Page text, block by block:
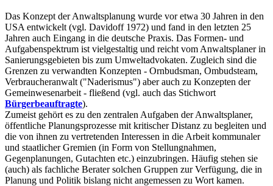
Das Konzept der Anwaltsplanung wurde vor etwa 30 Jahren in den
USA entwickelt (vgl. Davidoff 1972) und fand in den letzten 25
Jahren auch Eingang in die deutsche Praxis. Das Formen- und
Aufgabenspektrum ist vielgestaltig und reicht vom Anwaltsplaner in
Sanierungsgebieten bis zum Umweltadvokaten. Zugleich sind die
Grenzen zu verwandten Konzepten - Ornbudsman, Ombudsteam,
Verbraucheranwalt ("Naderismus") aber auch zu Konzepten der
Gemeinwesenarbeit - fließend (vgl. auch das Stichwort
Bürgerbeauftragte).
Zumeist gehört es zu den zentralen Aufgaben der Anwaltsplaner,
öffentliche Planungsprozesse mit kritischer Distanz zu begleiten und
die von ihnen zu vertretenden Interessen in die Arbeit kommunaler
und staatlicher Gremien (in Form von Stellungnahmen,
Gegenplanungen, Gutachten etc.) einzubringen. Häufig stehen sie
(auch) als fachliche Berater solchen Gruppen zur Verfügung, die in
Planung und Politik bislang nicht angemessen zu Wort kamen.